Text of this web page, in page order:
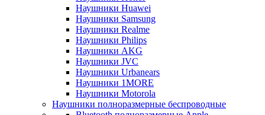
Наушники Huawei
Наушники Samsung
Наушники Realme
Наушники Philips
Наушники AKG
Наушники JVC
Наушники Urbanears
Наушники 1MORE
Наушники Motorola
Наушники полноразмерные беспроводные